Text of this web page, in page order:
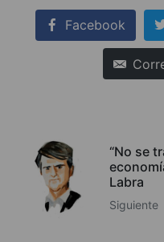
Facebook
“No se
Labra
Siguiente